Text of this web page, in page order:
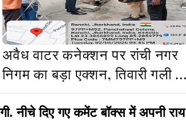
अवैध वाटर कनेक्शन पर रांची नगर
निगम का बड़ा एक्शन, तिवारी गली से
हटाई पाइपलाइन
दिए गए कमेंट बॉक्स में अपनी राय